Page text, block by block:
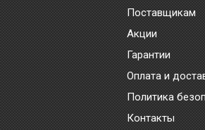
Поставщикам
Акции
Гарантии
Оплата и
Политика
Контакты